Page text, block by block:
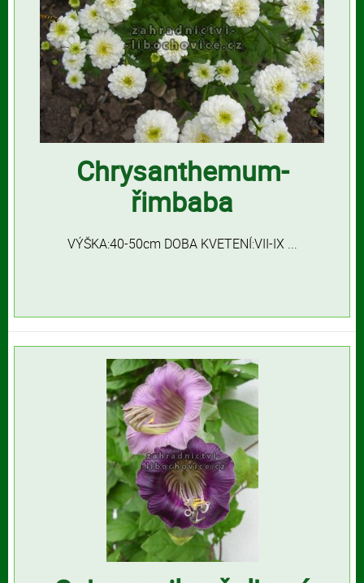
Chrysanthemum-
řimbaba
VÝŠKA:40-50cm DOBA KVETENÍ:VII-IX ...